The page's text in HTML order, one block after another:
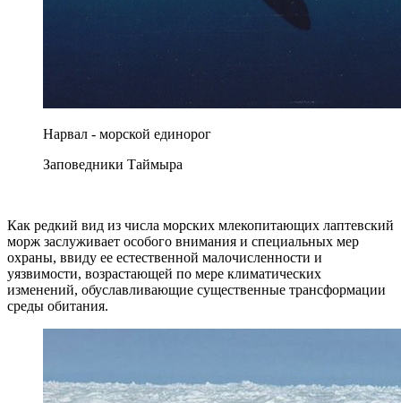
Нарвал - морской единорог
Заповедники Таймыра
Как редкий вид из числа морских млекопитающих лаптевский
морж заслуживает особого внимания и специальных мер
охраны, ввиду ее естественной малочисленности и
уязвимости, возрастающей по мере климатических
изменений, обуславливающие существенные трансформации
среды обитания.